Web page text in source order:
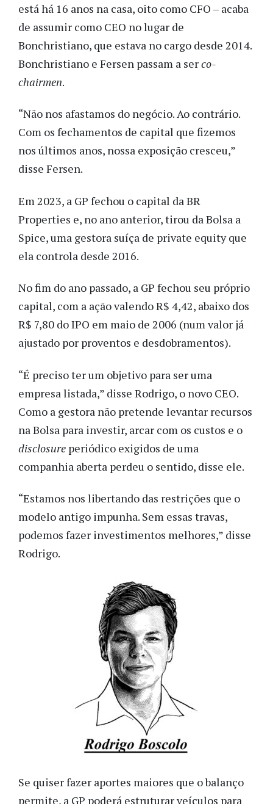
está há 16 anos na casa, oito como CFO – acaba
de assumir como CEO no lugar de
Bonchristiano, que estava no cargo desde 2014.
Bonchristiano e Fersen passam a serco-
chairmen.
“Não nos afastamos do negócio. Ao contrário.
Com os fechamentos de capital que fizemos
nos últimos anos, nossa exposição cresceu,”
disse Fersen.
Em 2023, a GP fechou o capital da BR
Properties e, no ano anterior, tirou da Bolsa a
Spice, uma gestora suíça de private equity que
ela controla desde 2016.
No fim do ano passado, a GP fechou seu próprio
capital, com a ação valendo R$ 4,42, abaixo dos
R$ 7,80 do IPO em maio de 2006 (num valor já
ajustado por proventos e desdobramentos).
“É preciso ter um objetivo para ser uma
empresa listada,” disse Rodrigo, o novo CEO.
Como a gestora não pretende levantar recursos
na Bolsa para investir, arcar com os custos e o
disclosure periódico exigidos de uma
companhia aberta perdeu o sentido, disse ele.
“Estamos nos libertando das restrições que o
modelo antigo impunha. Sem essas travas,
podemos fazer investimentos melhores,” disse
Rodrigo.
Se quiser fazer aportes maiores que o balanço
permite, a GP poderá estruturar veículos para